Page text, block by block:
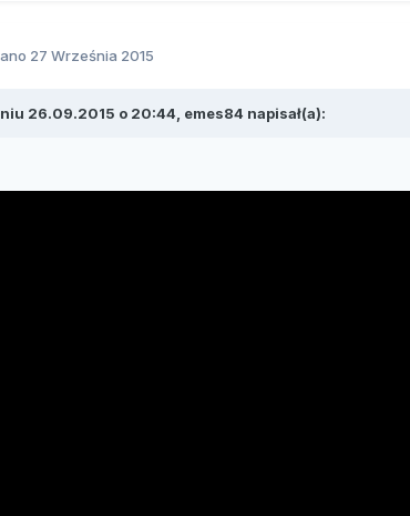
27 Września 2015
26.09.2015 o 20:44, emes84 napisał(a):